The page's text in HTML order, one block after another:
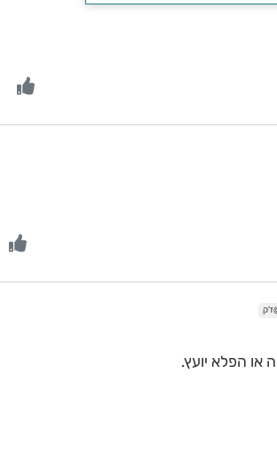
או הפלא יועץ.